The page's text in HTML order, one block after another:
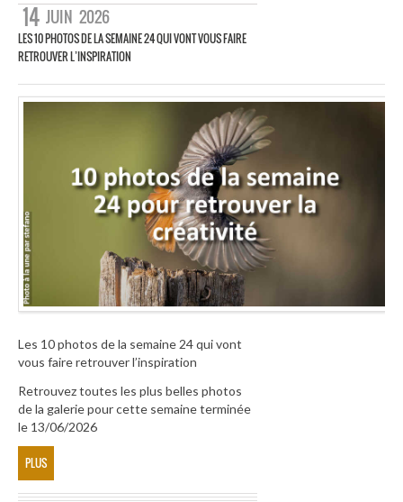
14 JUIN 2026
LES 10 PHOTOS DE LA SEMAINE 24 QUI VONT VOUS FAIRE
RETROUVER L’INSPIRATION
Les 10 photos de la semaine 24 qui vont
vous faire retrouver l’inspiration
Retrouvez toutes les plus belles photos
de la galerie pour cette semaine terminée
le 13/06/2026
PLUS